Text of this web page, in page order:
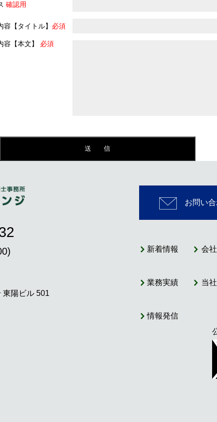
確認用
【タイトル】 必須
容【本文】 必須
お問い
新着情報 会
業務実績 当
情報発信
東陽ビル 501